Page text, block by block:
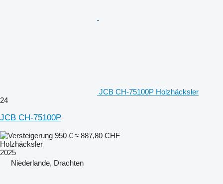
JCB CH-75100P Holzhäcksler
24
JCB CH-75100P
950 € ≈ 887,80 CHF
Holzhäcksler
2025
Niederlande, Drachten